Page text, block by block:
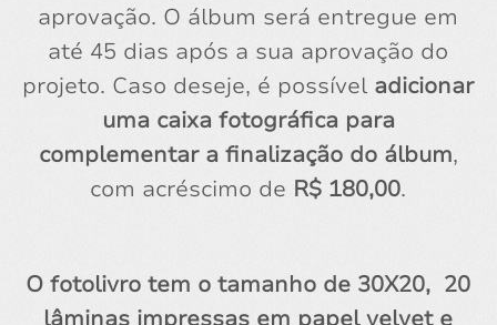
aprovação. O álbum será entregue em
até 45 dias após a sua aprovação do
projeto. Caso deseje, é possível adicionar
uma caixa fotográfica para
complementar a finalização do álbum,
com acréscimo de R$ 180,00.
O fotolivro tem o tamanho de 30X20, 20
lâminas impressas em papel velvet e